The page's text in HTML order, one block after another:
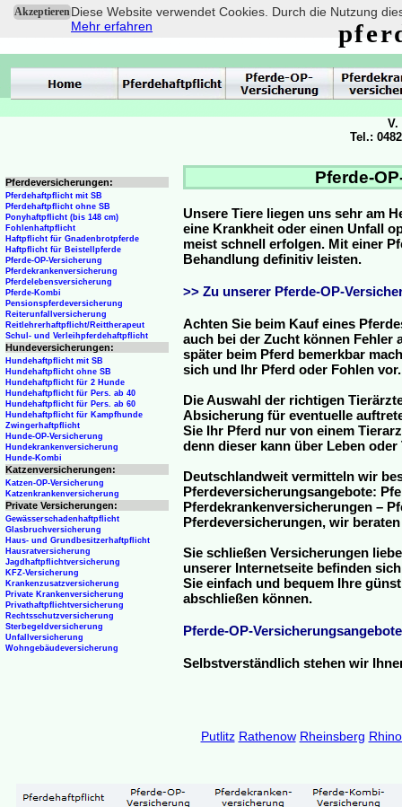
AkzeptierenDiese Website verwendet Cookies. Durch die Nutzung
Mehr erfahren
Pferde-
Unsere Tiere liegen uns sehr am
eine Krankheit oder einen Unfall
meist schnell erfolgen. Mit einer
Behandlung definitiv leisten.
>> Zu unserer Pferde-OP-
Achten Sie beim Kauf eines
auch bei der Zucht können Fehler
später beim Pferd bemerkbar
sich und Ihr Pferd oder Fohlen vor.
Die Auswahl der richtigen
Absicherung für eventuelle
Sie Ihr Pferd nur von einem
denn dieser kann über Leben
Deutschlandweit vermitteln wir
Pferdeversicherungsangebote:
Pferdekrankenversicherungen –
Pferdeversicherungen, wir
Sie schließen Versicherungen
unserer Internetseite befinden
Sie einfach und bequem Ihre
abschließen können.
Pferde-OP-Versicherungsangebote
Selbstverständlich stehen wir
Pferdeversicherungen:
Pferdehaftpflicht mit SB
Pferdehaftpflicht ohne SB
Ponyhaftpflicht (bis 148 cm)
Fohlenhaftpflicht
Haftpflicht für Gnadenbrotpferde
Haftpflicht für Beistellpferde
Pferde-OP-Versicherung
Pferdekrankenversicherung
Pferdelebensversicherung
Pferde-Kombi
Pensionspferdeversicherung
Reiterunfallversicherung
Reitlehrerhaftpflicht/Reittherapeut
Schul- und Verleihpferdehaftpflicht
Hundeversicherungen:
Hundehaftpflicht mit SB
Hundehaftpflicht ohne SB
Hundehaftpflicht für 2 Hunde
Hundehaftpflicht für Pers. ab 40
Hundehaftpflicht für Pers. ab 60
Hundehaftpflicht für Kampfhunde
Zwingerhaftpflicht
Hunde-OP-Versicherung
Hundekrankenversicherung
Hunde-Kombi
Katzenversicherungen:
Katzen-OP-Versicherung
Katzenkrankenversicherung
Private Versicherungen:
Gewässerschadenhaftpflicht
Glasbruchversicherung
Haus- und Grundbesitzerhaftpflicht
Hausratversicherung
Jagdhaftpflichtversicherung
KFZ-Versicherung
Krankenzusatzversicherung
Private Krankenversicherung
Privathaftpflichtversicherung
Rechtsschutzversicherung
Sterbegeldversicherung
Unfallversicherung
Wohngebäudeversicherung
V.
Tel.:
Putlitz Rathenow Rheinsberg